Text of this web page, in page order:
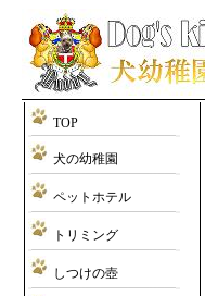
TOP
犬の幼稚園
ペットホテル
トリミング
しつけの壺